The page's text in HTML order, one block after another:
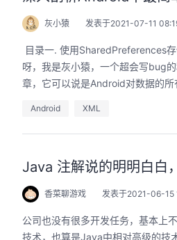
灰小猿 发表于2021-07-11
目录一. 使用SharedPreferences
呀，我是灰小猿，一个超会写bug
章，它可以说是Android对数据的
Android XML
Java 注解说的明明白白
香菜聊游戏 发表于2021-06-15
公司也没有很多开发任务，基本上
技术，也算是Java中相对高级的技